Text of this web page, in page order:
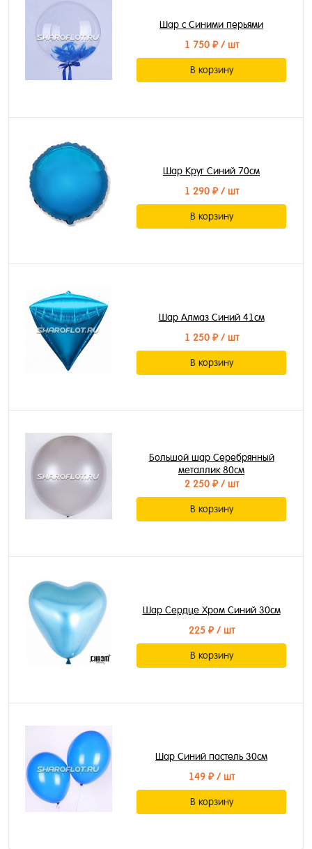
Шар с Синими перьями
1 750 ₽/ шт
В корзину
Шар Круг Синий 70см
1 290 ₽/ шт
В корзину
Шар Алмаз Синий 41см
1 250 ₽/ шт
В корзину
Большой шар Серебрянный
металлик 80см
2 250 ₽/ шт
В корзину
Шар Сердце Хром Синий 30см
225 ₽/ шт
В корзину
Шар Синий пастель 30см
149 ₽/ шт
В корзину